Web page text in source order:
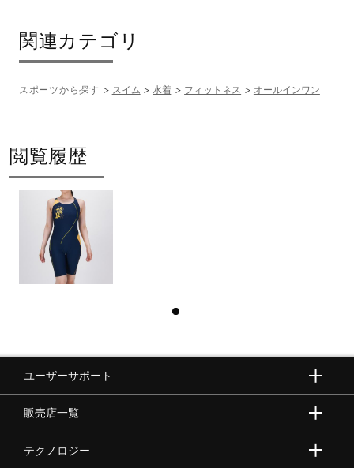
S、M、L、XL
カラー
86：ネイビー×梅見コーラル
92：ブラック×五月雨ブルー
93：ブラック×うぐいすグリーン
97：ブラック×ぼたんピンク
素材
原産国
ベトナム製
関連カテゴリ
スポーツから探す スイム 水着 フィットネス オールインワン
閲覧履歴
ユーザーサポート
販売店一覧
テクノロジー